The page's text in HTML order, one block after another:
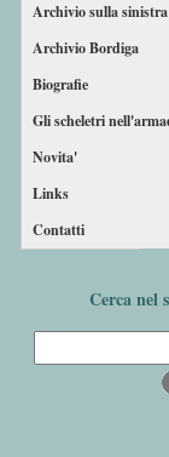
Archivio sulla sinistra
Archivio Bordiga
Biografie
Gli scheletri
Novita'
Links
Contatti
Cerca nel